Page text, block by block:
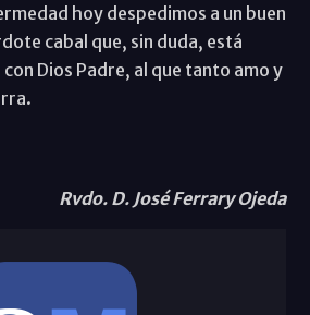
hoy despedimos a un buen
cabal que, sin duda, está
Dios Padre, al que tanto amo y
Rvdo. D. José Ferrary Ojeda